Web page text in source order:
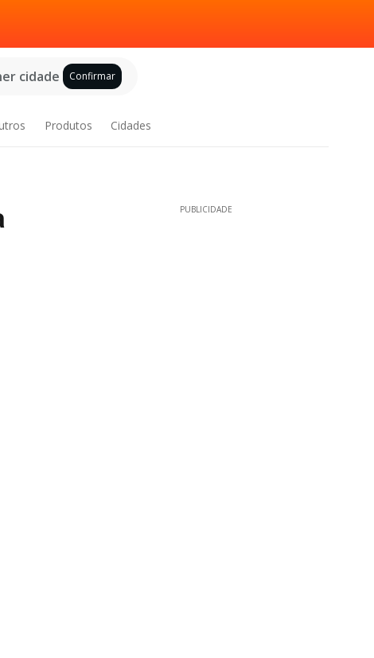
cidade Confirmar
Produtos Cidades
PUBLICIDADE